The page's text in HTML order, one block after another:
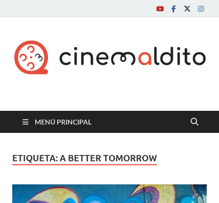
Cine maldito
MENÚ PRINCIPAL
ETIQUETA:A BETTER TOMORROW